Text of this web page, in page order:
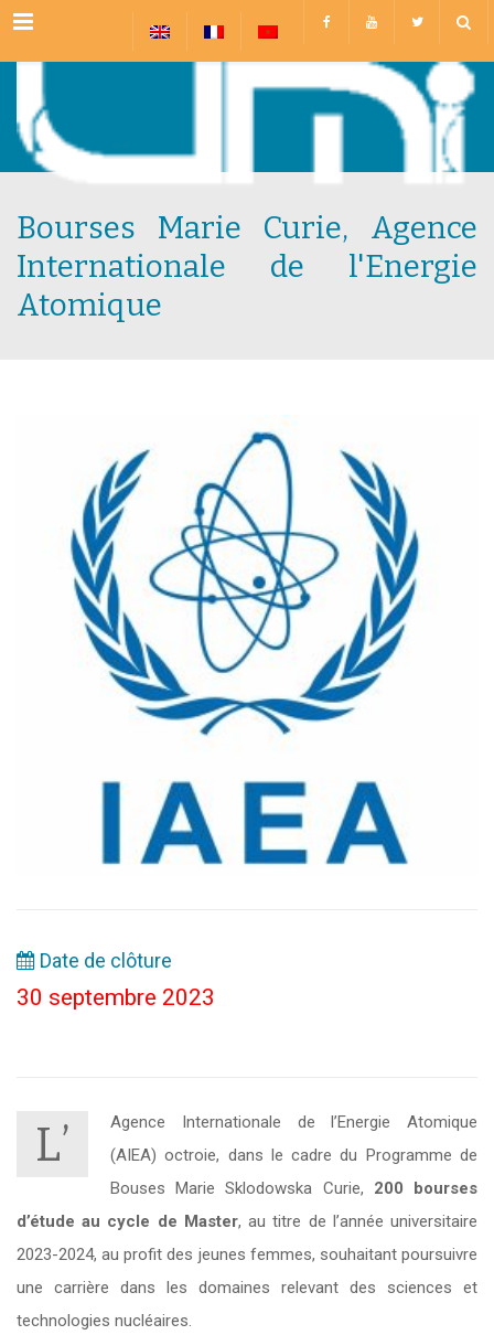
Menu
Bourses Marie Curie, Agence
Internationale de l'Energie
Atomique
Date de clôture
30 septembre 2023
L’
Agence Internationale de l’Energie Atomique
(AIEA) octroie, dans le cadre du Programme de
Bouses Marie Sklodowska Curie, 200 bourses
d’étude au cycle de Master, au titre de l’année universitaire
2023-2024, au profit des jeunes femmes, souhaitant poursuivre
une carrière dans les domaines relevant des sciences et
technologies nucléaires.